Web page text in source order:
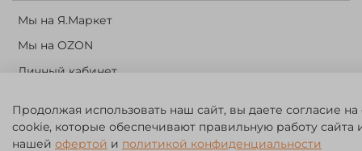
Мы на Я.Маркет
Мы на OZON
Личный кабинет
©️ 2014 - 2024 Forest River. Рыболовный интернет-магазин.
Продолжая использовать наш сайт, вы даете согласие
cookie, которые обеспечивают правильную работу сайта
нашей офертой и политикой конфиденциальности